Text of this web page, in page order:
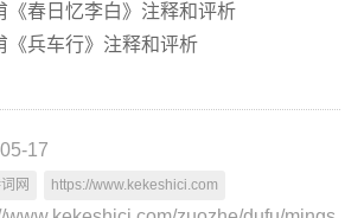
《春日忆李白》注释和评析
《兵车行》注释和评析
17
网 https://www.kekeshici.com